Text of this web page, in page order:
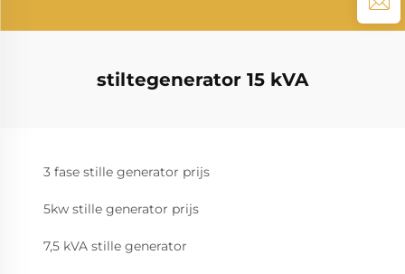
stiltegenerator 15 kVA
3 fase stille generator prijs
5kw stille generator prijs
7,5 kVA stille generator